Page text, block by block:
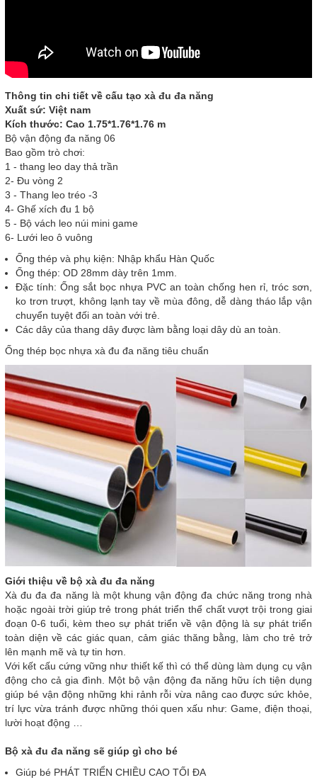
Thông tin chi tiết về cấu tạo xà đu đa năng
Xuất sứ: Việt nam
Kích thước: Cao 1.75*1.76*1.76 m
Bộ vận động đa năng 06
Bao gồm trò chơi:
1 - thang leo day thả trần
2- Đu vòng 2
3 - Thang leo tréo -3
4- Ghế xích đu 1 bộ
5 - Bộ vách leo núi mini game
6- Lưới leo ô vuông
Ống thép và phụ kiện: Nhập khẩu Hàn Quốc
Ống thép: OD 28mm dày trên 1mm.
Đặc tính: Ống sắt bọc nhựa PVC an toàn chống hen rỉ, tróc sơn,
ko trơn trượt, không lạnh tay về mùa đông, dễ dàng tháo lắp vận
chuyển tuyệt đối an toàn với trẻ.
Các dây của thang dây được làm bằng loại dây dù an toàn.
Ống thép bọc nhựa xà đu đa năng tiêu chuẩn
Giới thiệu về bộ xà đu đa năng
Xà đu đa đa năng là một khung vận động đa chức năng trong nhà
hoặc ngoài trời giúp trẻ trong phát triển thể chất vượt trội trong giai
đoạn 0-6 tuổi, kèm theo sự phát triển về vận động là sự phát triển
toàn diện về các giác quan, cảm giác thăng bằng, làm cho trẻ trở
lên mạnh mẽ và tự tin hơn.
Với kết cấu cứng vững như thiết kế thì có thể dùng làm dụng cụ vận
động cho cả gia đình. Một bộ vận động đa năng hữu ích tiện dụng
giúp bé vận động những khi rảnh rỗi vừa nâng cao được sức khỏe,
trí lực vừa tránh được những thói quen xấu như: Game, điện thoại,
lười hoạt động …
Bộ xà đu đa năng sẽ giúp gì cho bé
Giúp bé PHÁT TRIỂN CHIỀU CAO TỐI ĐA